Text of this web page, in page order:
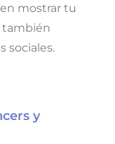
mostrar tu
también
sociales.
y